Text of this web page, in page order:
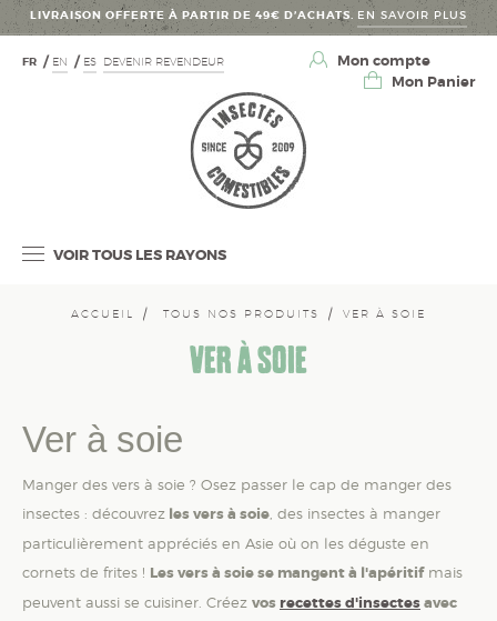
LIVRAISON OFFERTE À PARTIR DE 49€ D’ACHATS. EN SAVOIR PLUS
FR EN ES DEVENIR REVENDEUR
Mon compte
Mon Panier
VOIR TOUS LES RAYONS
ACCUEIL TOUS NOS PRODUITS VER À SOIE
VER À SOIE
Ver à soie
Manger des vers à soie ? Osez passer le cap de manger des
insectes : découvrez les vers à soie , des insectes à manger
particulièrement appréciés en Asie où on les déguste en
cornets de frites ! Les vers à soie se mangent à l'apéritifmais
peuvent aussi se cuisiner. Créez vos recettes d'insectesavec